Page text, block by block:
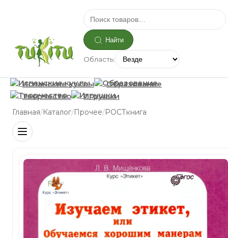
Найти
Область:
Испанские куклы
Образование
Творчество
Игрушки
Главная/Каталог/Прочее/РОСТкнига